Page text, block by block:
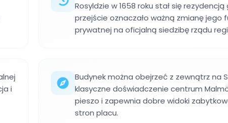
Rosyldzie w 1658 roku stał się
przejście oznaczało ważną zmianę jego
prywatnej na oficjalną siedzibę rządu
i
Budynek można obejrzeć z zewnątrz na
klasyczne doświadczenie centrum
pieszo i zapewnia dobre widoki
stron placu.